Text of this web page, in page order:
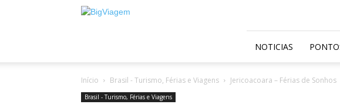
BigViagem
NOTICIAS
Início Brasil - Turismo, Férias e Viagens Jericoacoara – Férias de Sonhos
Brasil - Turismo, Férias e Viagens